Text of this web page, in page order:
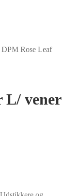
DPM Rose Leaf
L/ vener